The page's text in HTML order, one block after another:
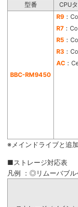
型番 CPU
BBC-RM9450
R9 ：
R7 ：
R5 ：
R3 ：
AC ：
※メインドライブと追
■ストレージ対応表
凡例 ：◎リムーバブ